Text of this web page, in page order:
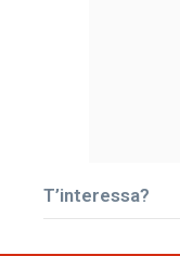
T’interessa?